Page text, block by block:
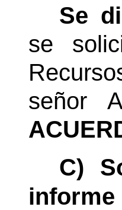
Se
se
señor
C)